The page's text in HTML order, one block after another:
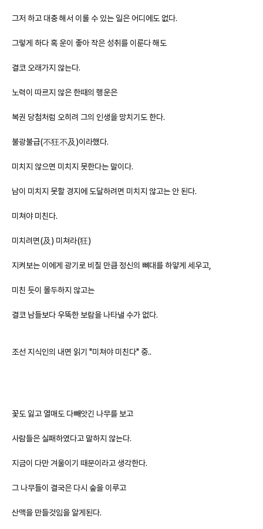
그저 하고 대충 해서 이룰 수 있는 일은 어디에도 없다.
그렇게 하다 혹 운이 좋아 작은 성취를 이룬다 해도
결코 오래가지 않는다.
노력이 따르지 않은 한때의 행운은
복권 당첨처럼 오히려 그의 인생을 망치기도 한다.
불광불급(不狂不及)이라했다.
미치지 않으면 미치지 못한다는 말이다.
남이 미치지 못할 경지에 도달하려면 미치지 않고는 안 된다.
미쳐야 미친다.
미치려면(及) 미쳐라(狂)
지켜보는 이에게 광기로 비칠 만큼 정신의 뼈대를 하얗게 세우고,
미친 듯이 몰두하지 않고는
결코 남들보다 우뚝한 보람을 나타낼 수가 없다.
조선 지식인의 내면 읽기 "미쳐야 미친다" 중..
꽃도 잃고 열매도 다빼앗긴 나무를 보고
사람들은 실패하였다고 말하지 않는다.
지금이 다만 겨울이기 때문이라고 생각한다.
그 나무들이 결국은 다시 숲을 이루고
산맥을 만들것임을 알게된다.